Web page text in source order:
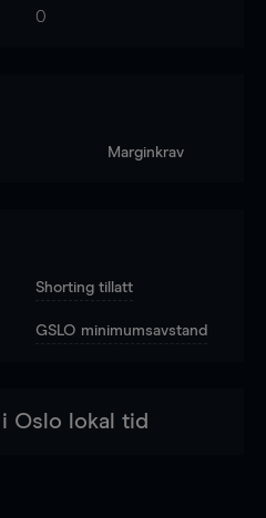
0
Marginkrav
Shorting tillatt
GSLO minimumsavstand
Oslo lokal tid